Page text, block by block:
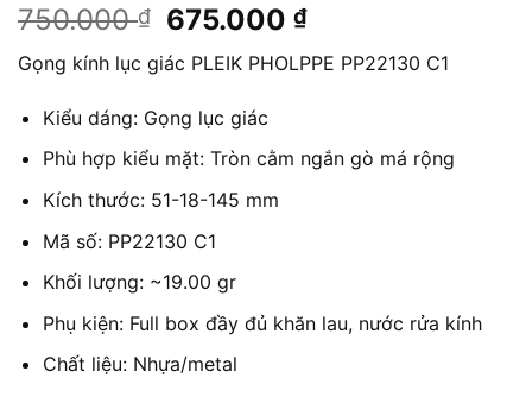
750.000₫
Giá
gốc
là:
750.000 ₫.
675.000₫Giá
hiện
tại
Gọng kính lục giác PLEIK PHOLPPE PP22130 C1
Kiểu dáng: Gọng lục giác
Phù hợp kiểu mặt: Tròn cằm ngắn gò má rộng
Kích thước: 51-18-145 mm
Mã số: PP22130 C1
Khối lượng: ~19.00 gr
Phụ kiện: Full box đầy đủ khăn lau, nước rửa kính
Chất liệu: Nhựa/metal